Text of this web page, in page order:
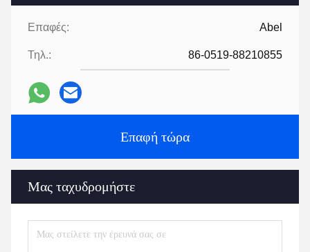
Επαφές: Abel
Τηλ.: 86-0519-88210855
Επαφή τώρα
Μας ταχυδρομήστε